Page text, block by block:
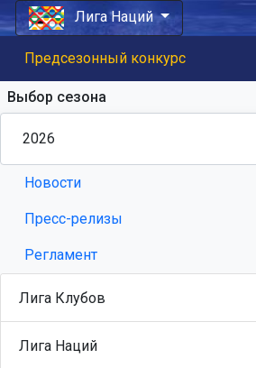
Лига Наций
Предсезонный конкурс
Выбор сезона
Новости
Пресс-релизы
Регламент
Лига Клубов
Лига Наций